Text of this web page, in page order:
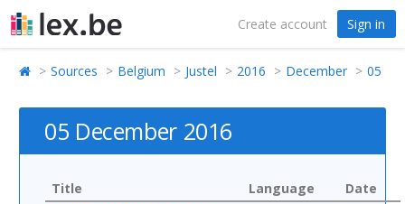
Create account Sign in
Sources Belgium Justel 2016 December 05
05 December 2016
Title Language
Date